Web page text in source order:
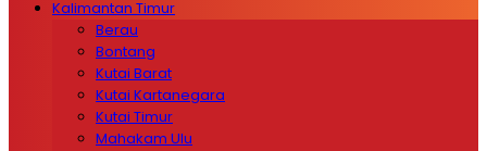
Kalimantan Timur
Berau
Bontang
Kutai Barat
Kutai Kartanegara
Kutai Timur
Mahakam Ulu